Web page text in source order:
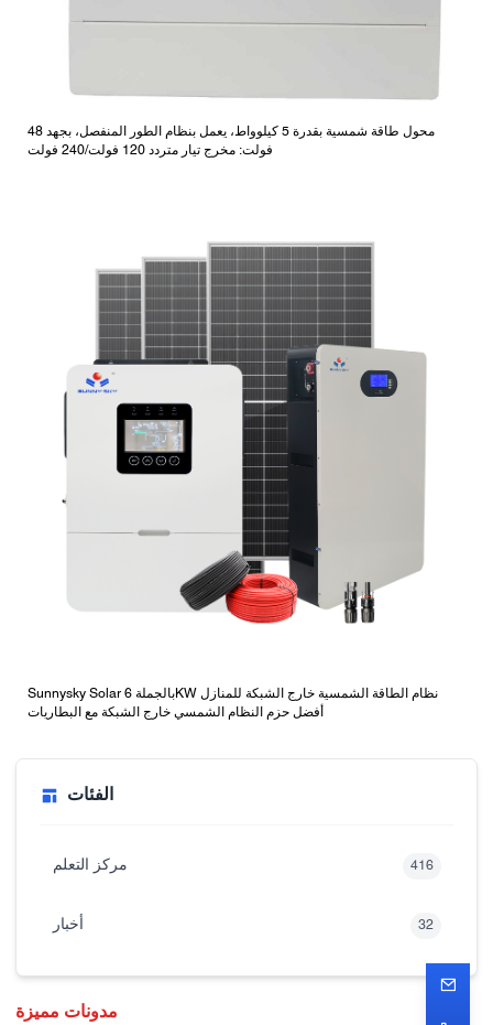
محول طاقة شمسية بقدرة 5 كيلوواط، يعمل بنظام الطور المنفصل، بجهد 48
فولت: مخرج تيار متردد 120 فولت/240 فولت
Sunnysky Solar بالجملة 6KW نظام الطاقة الشمسية خارج الشبكة للمنازل
أفضل حزم النظام الشمسي خارج الشبكة مع البطاريات
الفئات
مركز التعلم 416
أخبار 32
مدونات مميزة